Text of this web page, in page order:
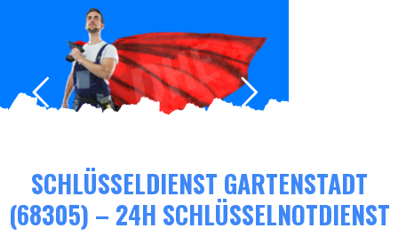
SCHLÜSSELDIENST GARTENSTADT
(68305) – 24H SCHLÜSSELNOTDIENST